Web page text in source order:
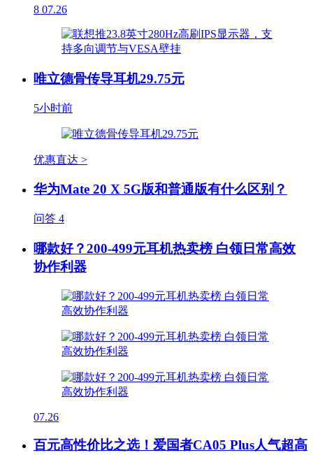
8 07.26
唯立德骨传导耳机29.75元
5小时前
优惠直达 >
华为Mate 20 X 5G版和普通版有什么区别？
问答 4
哪款好？200-499元耳机热卖榜 白领日常高效
协作利器
07.26
百元高性价比之选！爱国者CA05 Plus人气超高